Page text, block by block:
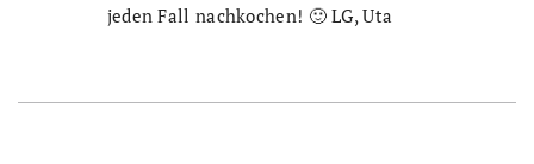
jeden Fall nachkochen! 🙂 LG, Uta